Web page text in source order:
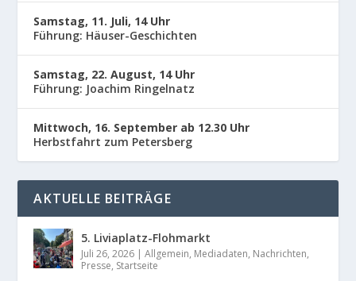
Samstag, 11. Juli, 14 Uhr
Führung: Häuser-Geschichten
Samstag, 22. August, 14 Uhr
Führung: Joachim Ringelnatz
Mittwoch, 16. September ab 12.30 Uhr
Herbstfahrt zum Petersberg
AKTUELLE BEITRÄGE
5. Liviaplatz-Flohmarkt
Juli 26, 2026 |Allgemein, Mediadaten, Nachrichten,
Presse, Startseite